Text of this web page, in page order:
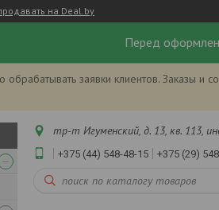
на Deal.by
Перед
обрабатывать заявки клиентов. Заказы
тр-т Игуменский, д. 13, кв. 113,
+375 (44) 548-48-15 +375 (29)